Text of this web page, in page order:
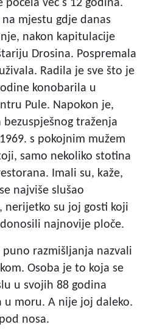
već s 12 godina.
mjestu gdje danas
nakon kapitulacije
Drosina. Pospremala
Radila je sve što je
konobarila u
Pule. Napokon je,
traženja
s pokojnim mužem
samo nekoliko stotina
Imali su, kaže,
najviše slušao
nerijetko su joj gosti koji
najnovije ploče.
razmišljanja nazvali
Osoba je to koja se
u svojih 88 godina
moru. A nije joj daleko.
nosa.